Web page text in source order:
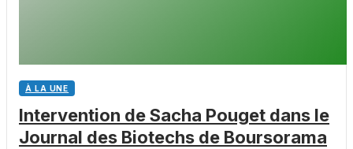
À LA UNE
Intervention de Sacha Pouget dans le
Journal des Biotechs de Boursorama